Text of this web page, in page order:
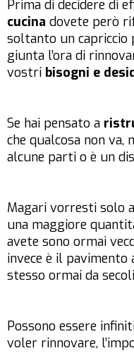
Prima di decidere di
cucina dovete però
soltanto un capriccio
giunta l’ora di
vostri bisogni e
Se hai pensato a
che qualcosa non va,
alcune parti o è un
Magari vorresti solo
una maggiore
avete sono ormai
invece è il pavimento
stesso ormai da
Possono essere
voler rinnovare,